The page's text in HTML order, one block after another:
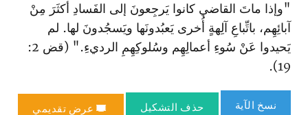
"وإذا ماتَ القاضي كانوا يَرجِعونَ إلى الفَسادِ أكثَرَ مِنْ
آبائِهِم، با‏تِّباعِ آلِهةٍ أُخرى يَعبُدونَها ويَسجُدونَ لها. لم
يَحيدوا عَنْ سُوءِ أعمالِهِم وسُلوكِهِمِ الرديءِ." (قض 2:
19).
نسخ الآية حذف التشكيل عرض تقديمي